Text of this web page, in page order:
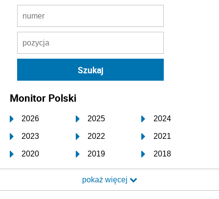
Monitor Polski
2026 2025 2024
2023 2022 2021
2020 2019 2018
2017 2016 2015
2014 2013 2012
pokaż więcej